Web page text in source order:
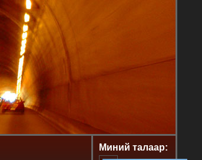
Миний талаар: